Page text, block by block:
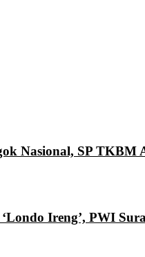
Nasional, SP
Ireng’, PWI